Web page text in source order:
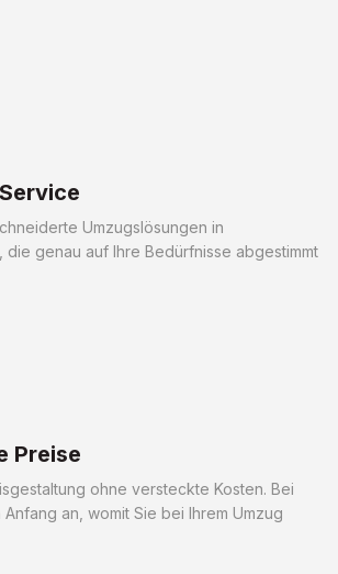
Umzugslösungen in
genau auf Ihre Bedürfnisse abgestimmt
Preise
ohne versteckte Kosten. Bei
an, womit Sie bei Ihrem Umzug